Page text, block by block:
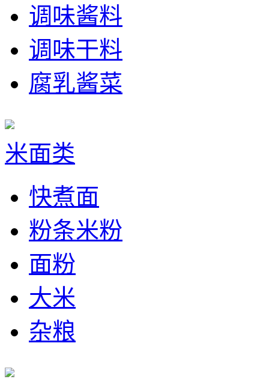
调味酱料
调味干料
腐乳酱菜
米面类
快煮面
粉条米粉
面粉
大米
杂粮